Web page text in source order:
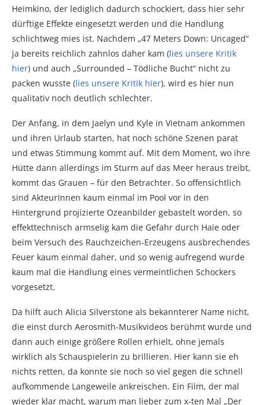
Heimkino, der lediglich dadurch schockiert, dass hier sehr
dürftige Effekte eingesetzt werden und die Handlung
schlichtweg mies ist. Nachdem „47 Meters Down: Uncaged“
ja bereits reichlich zahnlos daher kam (lies unsere Kritik
hier) und auch „Surrounded – Tödliche Bucht“ nicht zu
packen wusste (lies unsere Kritik hier), wird es hier nun
qualitativ noch deutlich schlechter.
Der Anfang, in dem Jaelyn und Kyle in Vietnam ankommen
und ihren Urlaub starten, hat noch schöne Szenen parat
und etwas Stimmung kommt auf. Mit dem Moment, wo ihre
Hütte dann allerdings im Sturm auf das Meer heraus treibt,
kommt das Grauen – für den Betrachter. So offensichtlich
sind AkteurInnen kaum einmal im Pool vor in den
Hintergrund projizierte Ozeanbilder gebastelt worden, so
effekttechnisch armselig kam die Gefahr durch Haie oder
beim Versuch des Rauchzeichen-Erzeugens ausbrechendes
Feuer kaum einmal daher, und so wenig aufregend wurde
kaum mal die Handlung eines vermeintlichen Schockers
vorgesetzt.
Da hilft auch Alicia Silverstone als bekannterer Name nicht,
die einst durch Aerosmith-Musikvideos berühmt wurde und
dann auch einige größere Rollen erhielt, ohne jemals
wirklich als Schauspielerin zu brillieren. Hier kann sie eh
nichts retten, da konnte sie noch so viel gegen die schnell
aufkommende Langeweile ankreischen. Ein Film, der mal
wieder klar macht, warum man lieber zum x-ten Mal „Der